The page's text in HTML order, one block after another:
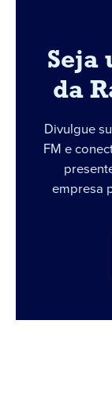
Seja
da
Divulgue
FM e
empresa